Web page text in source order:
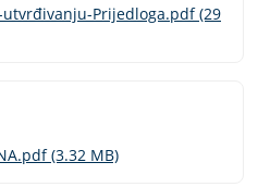
utvrđivanju-Prijedloga.pdf (29
(3.32 MB)